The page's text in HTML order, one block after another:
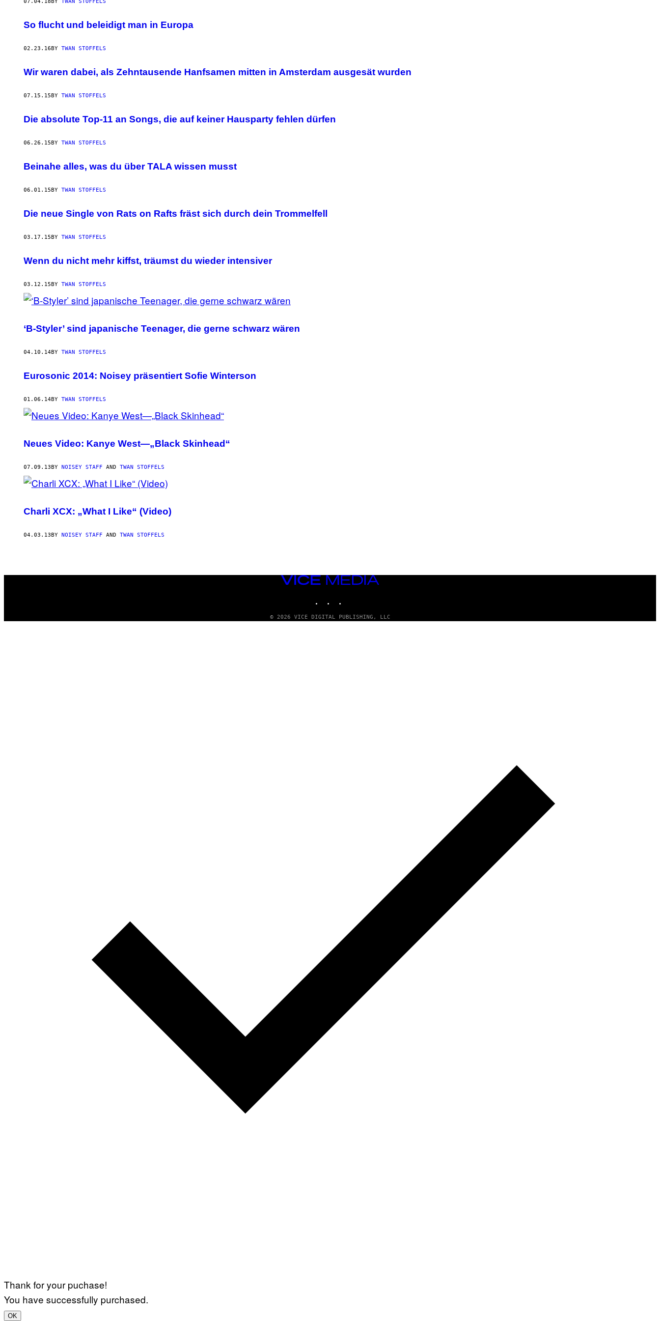
07.04.18 BY TWAN STOFFELS
So flucht und beleidigt man in Europa
02.23.16 BY TWAN STOFFELS
Wir waren dabei, als Zehntausende Hanfsamen mitten in Amsterdam ausgesät wurden
07.15.15 BY TWAN STOFFELS
Die absolute Top-11 an Songs, die auf keiner Hausparty fehlen dürfen
06.26.15 BY TWAN STOFFELS
Beinahe alles, was du über TALA wissen musst
06.01.15 BY TWAN STOFFELS
Die neue Single von Rats on Rafts fräst sich durch dein Trommelfell
03.17.15 BY TWAN STOFFELS
Wenn du nicht mehr kiffst, träumst du wieder intensiver
03.12.15 BY TWAN STOFFELS
‘B-Styler’ sind japanische Teenager, die gerne schwarz wären
04.10.14BY TWAN STOFFELS
Eurosonic 2014: Noisey präsentiert Sofie Winterson
01.06.14BY TWAN STOFFELS
Neues Video: Kanye West—„Black Skinhead“
07.09.13 BY NOISEY STAFF AND TWAN STOFFELS
Charli XCX: „What I Like“ (Video)
04.03.13 BY NOISEY STAFF AND TWAN STOFFELS
VICE
© 2026 VICE DIGITAL PUBLISHING, LLC
Thank for your puchase!
You have successfully purchased.
OK